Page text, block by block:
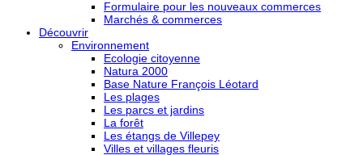
Formulaire pour les nouveaux commerces
Marchés & commerces
Découvrir
Environnement
Ecologie citoyenne
Natura 2000
Base Nature François Léotard
Les plages
Les parcs et jardins
La forêt
Les étangs de Villepey
Villes et villages fleuris